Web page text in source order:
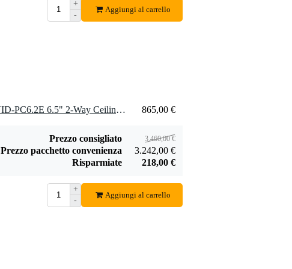
+
-
Aggiungi al carrello
4 x Electro-Voice EVID-PC6.2E 6.5" 2-Way Ceiling Speaker System (70V/100V) 865,00 €
Prezzo consigliato 3.460,00 €
Prezzo pacchetto convenienza
3.242,00 €
Risparmiate
218,00 €
+
-
Aggiungi al carrello